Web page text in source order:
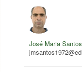
José Maria Santos